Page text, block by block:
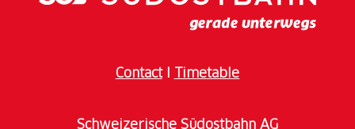
Im Sommer ist sie eine wunderbare Wanderhütte für
Durchgangsort für Mountainbiker mit tollen Trails.
für Tagesbesucher und Familien mit Kindern gut
ContactI Timetable
Schweizerische Südostbahn AG